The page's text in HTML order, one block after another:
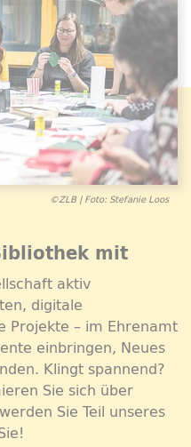
©ZLB | Foto: Stefanie Loos
mit
aktiv
digitale
Projekte – im Ehrenamt
einbringen, Neues
Klingt spannend?
Sie sich über
Sie Teil unseres